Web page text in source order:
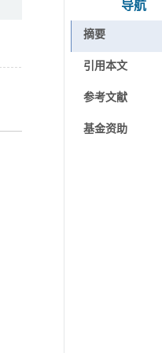
导航
摘要
引用本文
参考文献
基金资助